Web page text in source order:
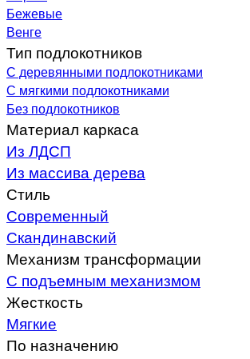
Бежевые
Венге
Тип подлокотников
С деревянными подлокотниками
С мягкими подлокотниками
Без подлокотников
Материал каркаса
Из ЛДСП
Из массива дерева
Стиль
Современный
Скандинавский
Механизм трансформации
С подъемным механизмом
Жесткость
Мягкие
По назначению